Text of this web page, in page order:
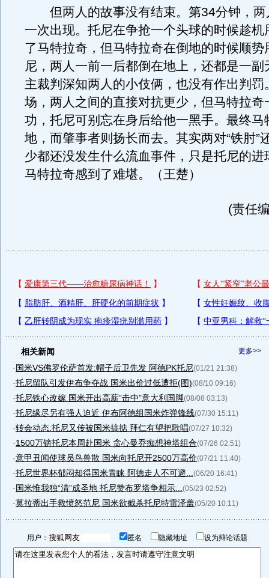
但两人的故事没有结束。第34分钟，两
一次出现。托尼在争抢一个头球的时候趁机
了马特拉奇，但马特拉奇在倒地的时候顺势
尼，两人一前一后都倒在地上，还都是一副
主裁判深知两人的小伎俩，也没有作出判罚
场，两人之间的直接对抗更少，但马特拉奇
功，托尼可别忘在身后给他一黑手。最终马
地，而肇事者则扬长而去。其实两对“铁肘”
少都还没发生什么流血事件，只是托尼的进
马特拉奇感到了难堪。（王楚）
(责任
更多>>
相关新闻
·国米VS佛罗伦萨首发:帽子后卫先发 阿德PK托尼(01/21 21:38)
·托尼留队引发伊布争夺战 国米出价过低遭拒(图)(08/10 09:16)
·托尼铁心改嫁 国米开出高薪“击中”意大利国脚(08/08 03:13)
·托尼缘尽另有强人迫近 伊布阿德组国米炸弹锋线(07/30 15:11)
·转会动态:托尼又传被国米搞掂 拜仁有望把歌唱(07/27 10:32)
·1500万镑托尼本周赴国米 贪心曼乔痴想神塔组合(07/26 02:51)
·意甲丑闻使球员鸟兽散 国米向托尼开2500万高价(07/21 11:40)
·托尼世界杯郁闷却得国米青睐 阿德走人不可避... (06/20 16:41)
·国米惟我独“清”成圣地 托尼赞布罗塔争相示... (05/23 02:52)
·莫拉蒂出手救愤怒范尼 国米欲截杀托尼特雷泽盖(05/20 10:11)
用户： 匿名 隐藏地址 设为辩论话题